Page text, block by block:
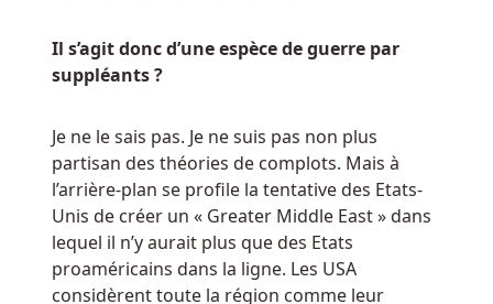
Il s’agit donc d’une espèce de guerre par
suppléants ?
Je ne le sais pas. Je ne suis pas non plus
partisan des théories de complots. Mais à
l’arrière-plan se profile la tentative des Etats-
Unis de créer un « Greater Middle East » dans
lequel il n’y aurait plus que des Etats
proaméricains dans la ligne. Les USA
considèrent toute la région comme leur